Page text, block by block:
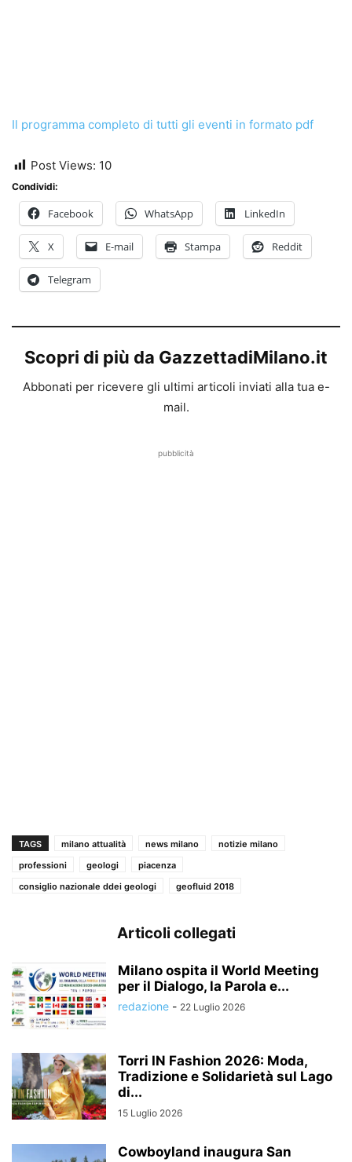
Il programma completo di tutti gli eventi in formato pdf
Post Views: 10
Condividi:
Facebook WhatsApp LinkedIn
X E-mail Stampa Reddit
Telegram
Scopri di più da GazzettadiMilano.it
Abbonati per ricevere gli ultimi articoli inviati alla tua e-
mail.
pubblicità
TAGS milano attualità news milano
notizie milano
professioni
geologi
piacenza
consiglio nazionale ddei geologi
geofluid 2018
Articoli collegati
Milano ospita il World Meeting
per il Dialogo, la Parola e...
redazione - 22 Luglio 2026
Torri IN Fashion 2026: Moda,
Tradizione e Solidarietà sul Lago
di...
15 Luglio 2026
Cowboyland inaugura San